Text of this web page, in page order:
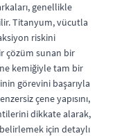
genellikle
Titanyum, vücutla
riskini
çözüm sunan bir
kemiğiyle tam bir
görevini başarıyla
çene yapısını,
dikkate alarak,
için detaylı